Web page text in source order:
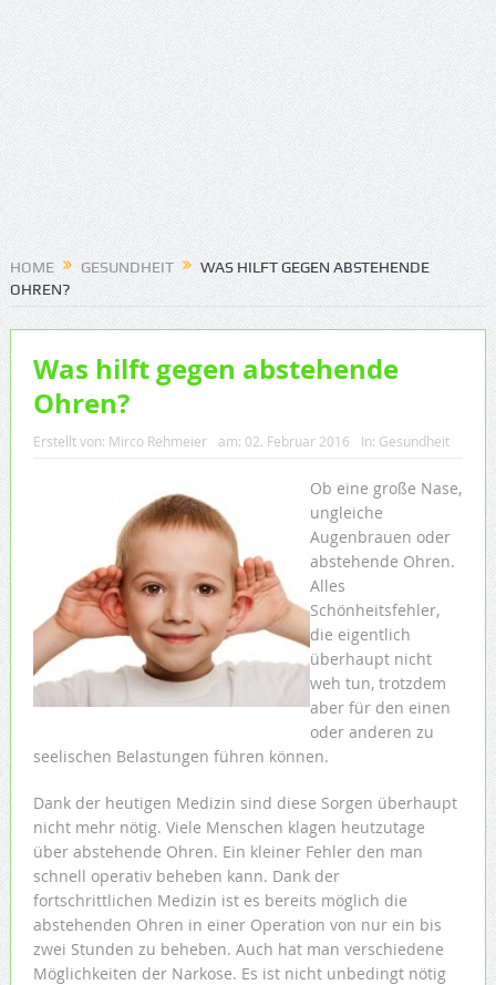
HOME GESUNDHEIT
WAS HILFT GEGEN ABSTEHENDE
OHREN?
Was hilft gegen abstehende
Ohren?
Erstellt von: Mirco Rehmeier am: 02. Februar 2016 In: Gesundheit
Ob eine große Nase,
ungleiche
Augenbrauen oder
abstehende Ohren.
Alles
Schönheitsfehler,
die eigentlich
überhaupt nicht
weh tun, trotzdem
aber für den einen
oder anderen zu
seelischen Belastungen führen können.
Dank der heutigen Medizin sind diese Sorgen überhaupt
nicht mehr nötig. Viele Menschen klagen heutzutage
über abstehende Ohren. Ein kleiner Fehler den man
schnell operativ beheben kann. Dank der
fortschrittlichen Medizin ist es bereits möglich die
abstehenden Ohren in einer Operation von nur ein bis
zwei Stunden zu beheben. Auch hat man verschiedene
Möglichkeiten der Narkose. Es ist nicht unbedingt nötig